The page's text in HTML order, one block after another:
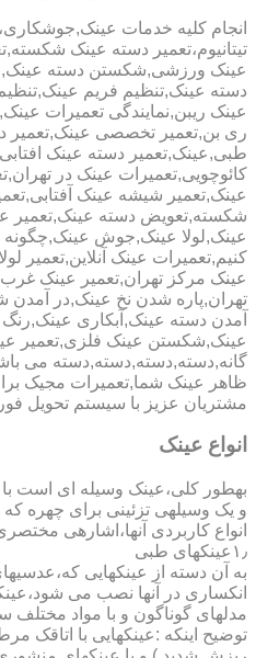
انجام کلیه خدمات
تیتانیوم،تعمیر دسته عینک
عینک ورزشی,شکستن دسته
دسته عینک,تنظیم فریم
عینک ریبن,نمایندگی تعمیرات
ری بن,تعمیر تخصصی عینک,تعمیر
طبی,عینک,تعمیر دسته عینک
کائوچویی,تعمیرات عینک در
عینک,تعمیر شیشه عینک
شکسته,تعویض دسته عینک,تعمیر
عینک,لولا عینک,جوش عینک,چگونه
کنیم,تعمیرات عینک آنلاین,تعمیر
عینک مرکز تهران,تعمیر عینک
تهران,پاره شدن نخ عینک,در
آمدن دسته عینک,آبکاری
عینک,شکستن عینک فلزی,تعمیر
گانه,دسته,دسته,دسته,دسته می
ظاهر عینک شما,تعمیرات مجیک
مشتریان عزیز با سیستم تحویل
انواع عینک
به­طور کلی،عینک وسیله ای است
و یک وسیله­ی تزئینی برای چهره
انواع کاربردی آنها،اشاره­ی
۱٫عینکهای طبی
به آن دسته از عینکهایی
انکساری در آنها نصب می
مدلهای گوناگون و با مواد مختلف
توضیح اینکه :عینکهایی با